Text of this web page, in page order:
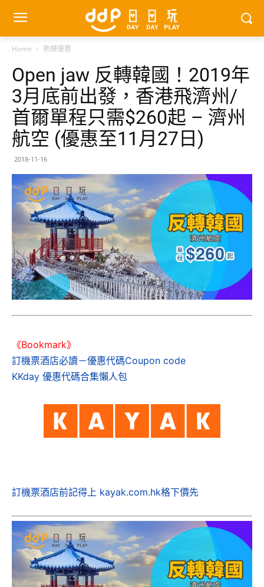
Home 熱爆優惠
Open jaw 反轉韓國！2019年
3月底前出發，香港飛濟州/
首爾單程只需$260起 – 濟州
航空 (優惠至11月27日)
2018-11-16
《Bookmark》
訂機票酒店必讀－優惠代碼Coupon code
KKday 優惠代碼合集懶人包
訂機票酒店前記得上 kayak.com.hk格下價先